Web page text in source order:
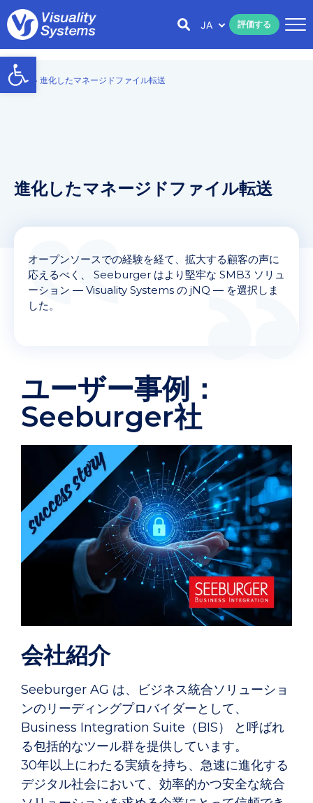
Open toolbar
評価する
JA
Home » 進化したマネージドファイル転送
進化したマネージドファイル転送
オープンソースでの経験を経て、拡大する顧客の声に
応えるべく、 Seeburger はより堅牢な SMB3 ソリュ
ーション ― Visuality Systems の jNQ ― を選択しま
した。
ユーザー事例：
Seeburger社
会社紹介
Seeburger AG は、ビジネス統合ソリューショ
ンのリーディングプロバイダーとして、
Business Integration Suite（BIS） と呼ばれ
る包括的なツール群を提供しています。
30年以上にわたる実績を持ち、急速に進化する
デジタル社会において、効率的かつ安全な統合